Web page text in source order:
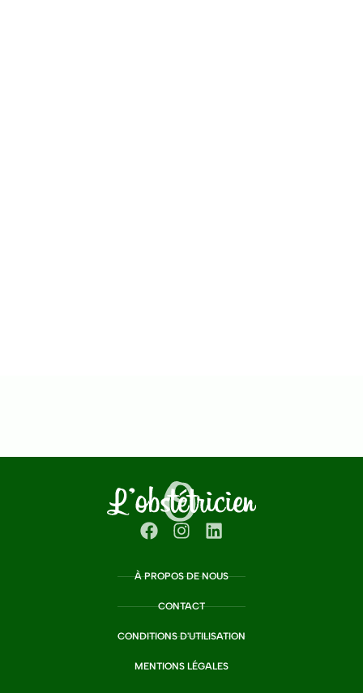
À PROPOS DE NOUS
CONTACT
CONDITIONS D'UTILISATION
MENTIONS LÉGALES